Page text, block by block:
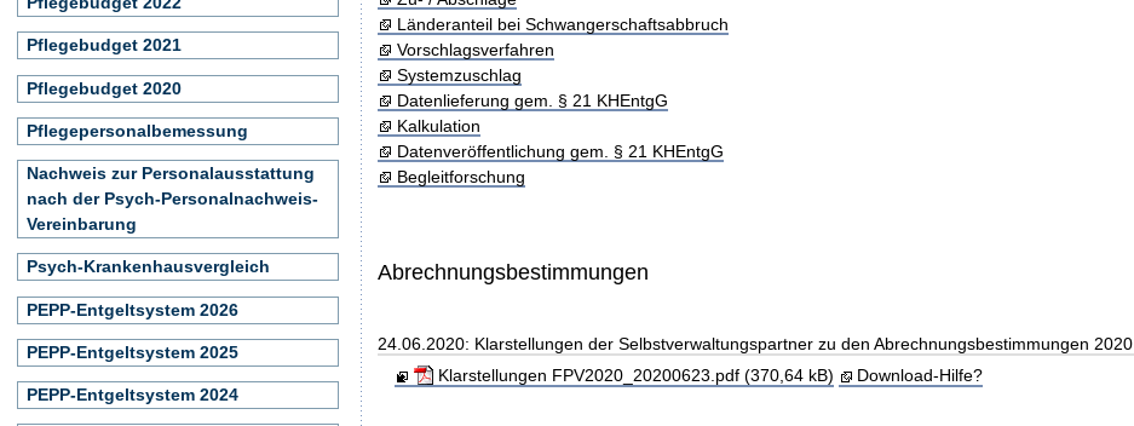
Länderanteil bei Schwangerschaftsabbruch
Vorschlagsverfahren
Systemzuschlag
Datenlieferung gem. § 21 KHEntgG
Kalkulation
Datenveröffentlichung gem. § 21 KHEntgG
Begleitforschung
Abrechnungsbestimmungen
24.06.2020: Klarstellungen der Selbstverwaltungspartner zu den Abrechnungsbestimmungen 2020
Klarstellungen FPV2020_20200623.pdf (370,64 kB)
Download-Hilfe?
Pflegebudget 2021
Pflegebudget 2020
Pflegepersonalbemessung
Nachweis zur Personalausstattung
nach der Psych-Personalnachweis-
Vereinbarung
Psych-Krankenhausvergleich
PEPP-Entgeltsystem 2026
PEPP-Entgeltsystem 2025
PEPP-Entgeltsystem 2024